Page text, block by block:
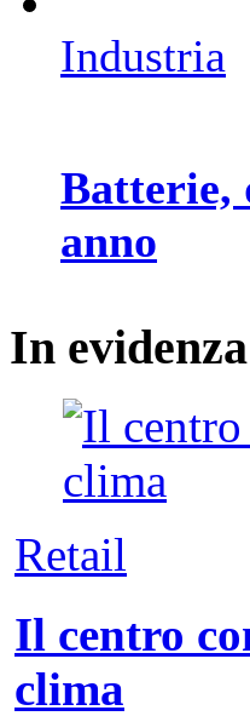
Industria
Batterie,
anno
In evidenza
Retail
Il centro
clima